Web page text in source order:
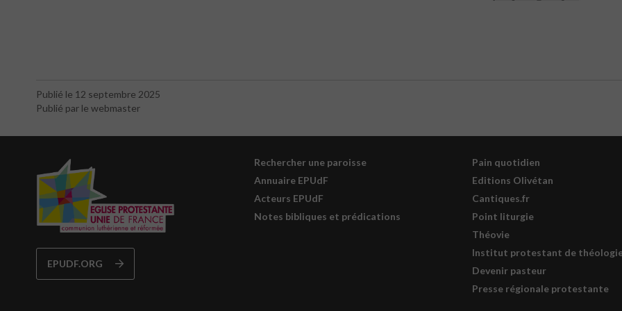
Publié le 12 septembre 2025
Publié par le webmaster
EPUDF.ORG
Rechercher une paroisse
Annuaire EPUdF
Acteurs EPUdF
Notes bibliques et prédications
Pain quotidien
Editions Olivétan
Cantiques.fr
Point liturgie
Théovie
Institut protestant de
Devenir pasteur
Presse régionale protestante